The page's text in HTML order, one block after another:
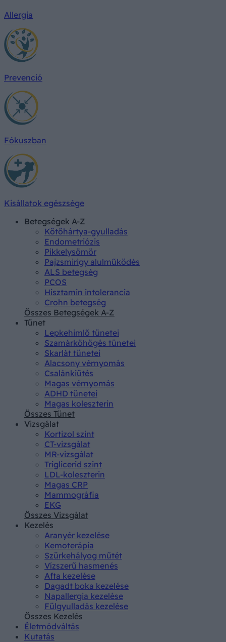
Allergia
Prevenció
Fókuszban
Kisállatok egészsége
Betegségek A-Z
Kötőhártya-gyulladás
Endometriózis
Pikkelysömör
Pajzsmirigy alulműködés
ALS betegség
PCOS
Hisztamin intolerancia
Crohn betegség
Összes Betegségek A-Z
Tünet
Lepkehimlő tünetei
Szamárköhögés tünetei
Skarlát tünetei
Alacsony vérnyomás
Csalánkiütés
Magas vérnyomás
ADHD tünetei
Magas koleszterin
Összes Tünet
Vizsgálat
Kortizol szint
CT-vizsgálat
MR-vizsgálat
Triglicerid szint
LDL-koleszterin
Magas CRP
Mammográfia
EKG
Összes Vizsgálat
Kezelés
Aranyér kezelése
Kemoterápia
Szürkehályog műtét
Vízszerű hasmenés
Afta kezelése
Dagadt boka kezelése
Napallergia kezelése
Fülgyulladás kezelése
Összes Kezelés
Életmódváltás
Kutatás